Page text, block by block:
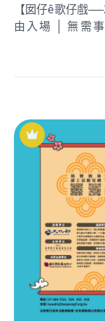
【囡仔ê歌仔戲
由入場 │ 無需
親水公園（宜
08/08（六）
子的眼淚》臺東
京路）09/13（
遇糖果屋》🌟新
山路16號）10/
妖日記：愛嚇人
（新竹縣竹北
20:30明華園天
草皮（屏東縣
出外，
│文化部 ​ 主辦單
單位│宜蘭縣政